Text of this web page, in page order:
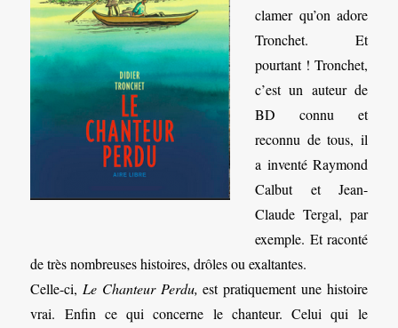
clamer qu’on adore
Tronchet. Et
pourtant ! Tronchet,
c’est un auteur de
BD connu et
reconnu de tous, il
a inventé Raymond
Calbut et Jean-
Claude Tergal, par
exemple. Et raconté
de très nombreuses histoires, drôles ou exaltantes.
Celle-ci, Le Chanteur Perdu, est pratiquement une histoire
vrai. Enfin ce qui concerne le chanteur. Celui qui le